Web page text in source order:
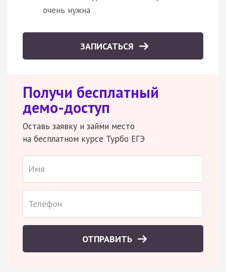
очень нужна
ЗАПИСАТЬСЯ
Получи бесплатный
демо-доступ
Оставь заявку и займи место
на бесплатном курсе Турбо ЕГЭ
ОТПРАВИТЬ